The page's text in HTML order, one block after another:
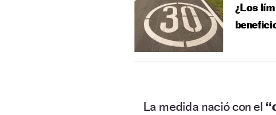
¿Los
La medida nació con el